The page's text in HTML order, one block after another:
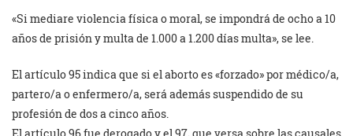
«Si mediare violencia física o moral, se impondrá de ocho a 10
años de prisión y multa de 1.000 a 1.200 días multa», se lee.
El artículo 95 indica que si el aborto es «forzado» por médico/a,
partero/a o enfermero/a, será además suspendido de su
profesión de dos a cinco años.